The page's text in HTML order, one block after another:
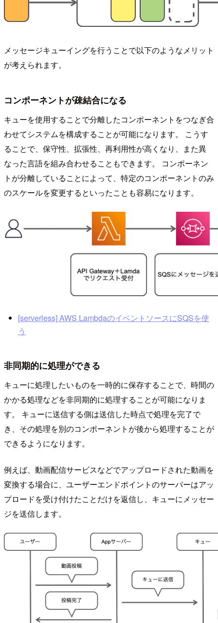
メッセージキューイングを行うことで以下のようなメリット
が考えられます。
コンポーネントが疎結合になる
キューを使用することで分離したコンポーネントをつなぎ合
わせてシステムを構成することが可能になります。 こうす
ることで、保守性、拡張性、再利用性が高くなり、また異
なった言語を組み合わせることもできます。 コンポーネン
トが分離していることによって、特定のコンポーネントのみ
のスケールを変更するといったことも容易になります。
[serverless] AWS LambdaのイベントソースにSQSを使
う
非同期的に処理ができる
キューに処理したいものを一時的に保存することで、時間の
かかる処理などを非同期的に処理することが可能になりま
す。 キューに送信する側は送信した時点で処理を完了で
き、その処理を別のコンポーネントが後から処理することが
できるようになります。
例えば、動画配信サービスなどでアップロードされた動画を
変換する場合に、ユーザーエンドポイントのサーバーはアッ
プロードを受け付けたことだけを返信し、キューにメッセー
ジを送信します。